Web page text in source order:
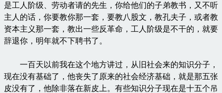
是工人阶级、劳动者请的先生，你给他们的子弟教书，又不听
主人的话，你要教你那一套，要教八股文，教孔夫子，或者教
资本主义那一套，教出一些反革命，工人阶级是不干的，就要
辞退你，明年就不下聘书了。
一百天以前我在这个地方讲过，从旧社会来的知识分子，
现在没有基础了，他丧失了原来的社会经济基础，就是那五张
皮没有了，他除非落在新皮上。有些知识分子现在是十五个吊